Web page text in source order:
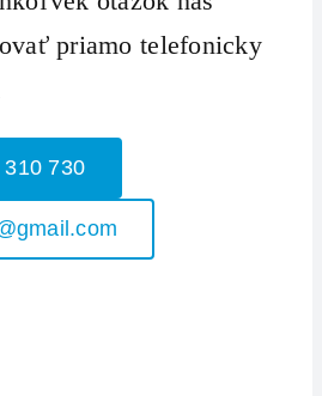
priamo telefonicky
730